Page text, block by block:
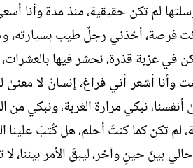
لم تكن حقيقية، منذ مدة وأنا
فرصة، أخذني رجلٌ طيب بسيارته،
في عزبة قذرة، نحشر فيها
وأنا أشعر أني فراغ، إنسانٌ لا
أنفسنا، نبكي مرارة الغربة، ونبكي
لم تكن كما كنتُ أحلم، هل كُتبَ علينا
بينَ حينٍ وآخر، ليبقَ الأمر بيننا، لا